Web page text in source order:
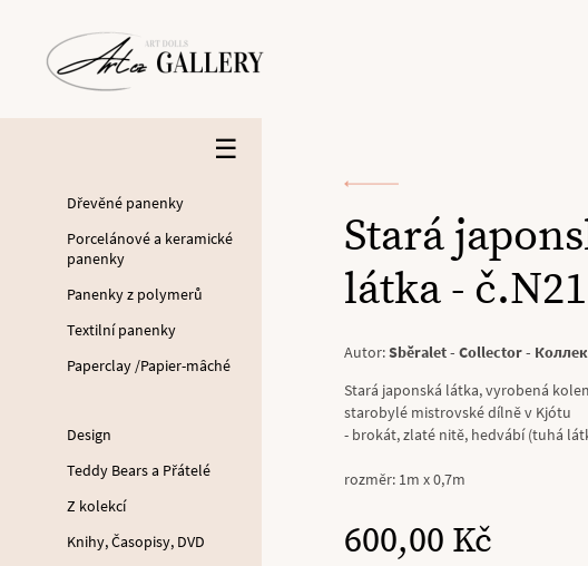
☰
Dřevěné panenky
Porcelánové a keramické
panenky
Panenky z polymerů
Textilní panenky
Paperclay /Papier-mâché
Design
Teddy Bears a Přátelé
Z kolekcí
Knihy, Časopisy, DVD
Stará
látka - č.N21
Autor:Sběralet - Collector -
Stará japonská látka, vyrobená
starobylé mistrovské dílně v Kjótu
- brokát, zlaté nitě, hedvábí (tuhá
rozměr: 1m x 0,7m
600,00 Kč